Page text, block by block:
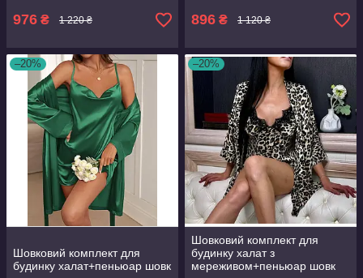
976 ₴ 1 220 ₴ 896 ₴ 1 120 ₴
–20%
Шовковий комплект для
будинку халат+пеньюар шовк
–20%
Шовковий комплект для
будинку халат з
мереживом+пеньюар шовк